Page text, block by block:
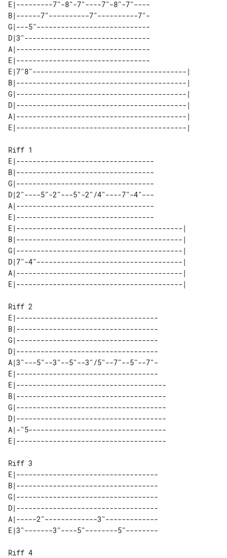
E|---------7"-8"-7"----7"-8"-7"----
B|------7"----------7"----------7"-
G|---5"----------------------------
D|3"-------------------------------
A|---------------------------------
E|---------------------------------
E|7"8"--------------------------------------|
B|------------------------------------------|
G|------------------------------------------|
D|------------------------------------------|
A|------------------------------------------|
Riff 1
E|----------------------------------
B|----------------------------------
G|----------------------------------
D|2"----5"-2"---5"-2"/4"----7"-4"---
A|----------------------------------
E|----------------------------------
E|-----------------------------------------|
B|-----------------------------------------|
G|-----------------------------------------|
D|7"-4"------------------------------------|
A|-----------------------------------------|
Riff 2
E|-----------------------------------
B|-----------------------------------
G|-----------------------------------
D|-----------------------------------
A|3"---5"--3"--5"--3"/5"--7"--5"--7"-
E|-----------------------------------
E|-------------------------------------
B|-------------------------------------
G|-------------------------------------
D|-------------------------------------
A|-"5----------------------------------
Riff 3
E|-----------------------------------
B|-----------------------------------
G|-----------------------------------
D|-----------------------------------
A|-----2"-------------3"-------------
Riff 4